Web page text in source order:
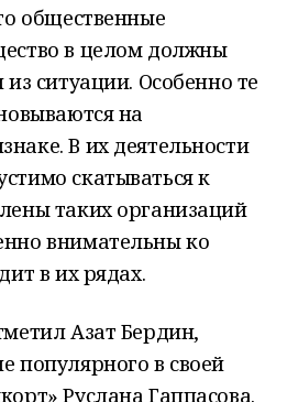
общественные
в целом должны
из ситуации. Особенно те
на
В их деятельности
скатываться к
таких организаций
внимательны ко
в их рядах.
Азат Бердин,
популярного в своей
Руслана Гаппасова.